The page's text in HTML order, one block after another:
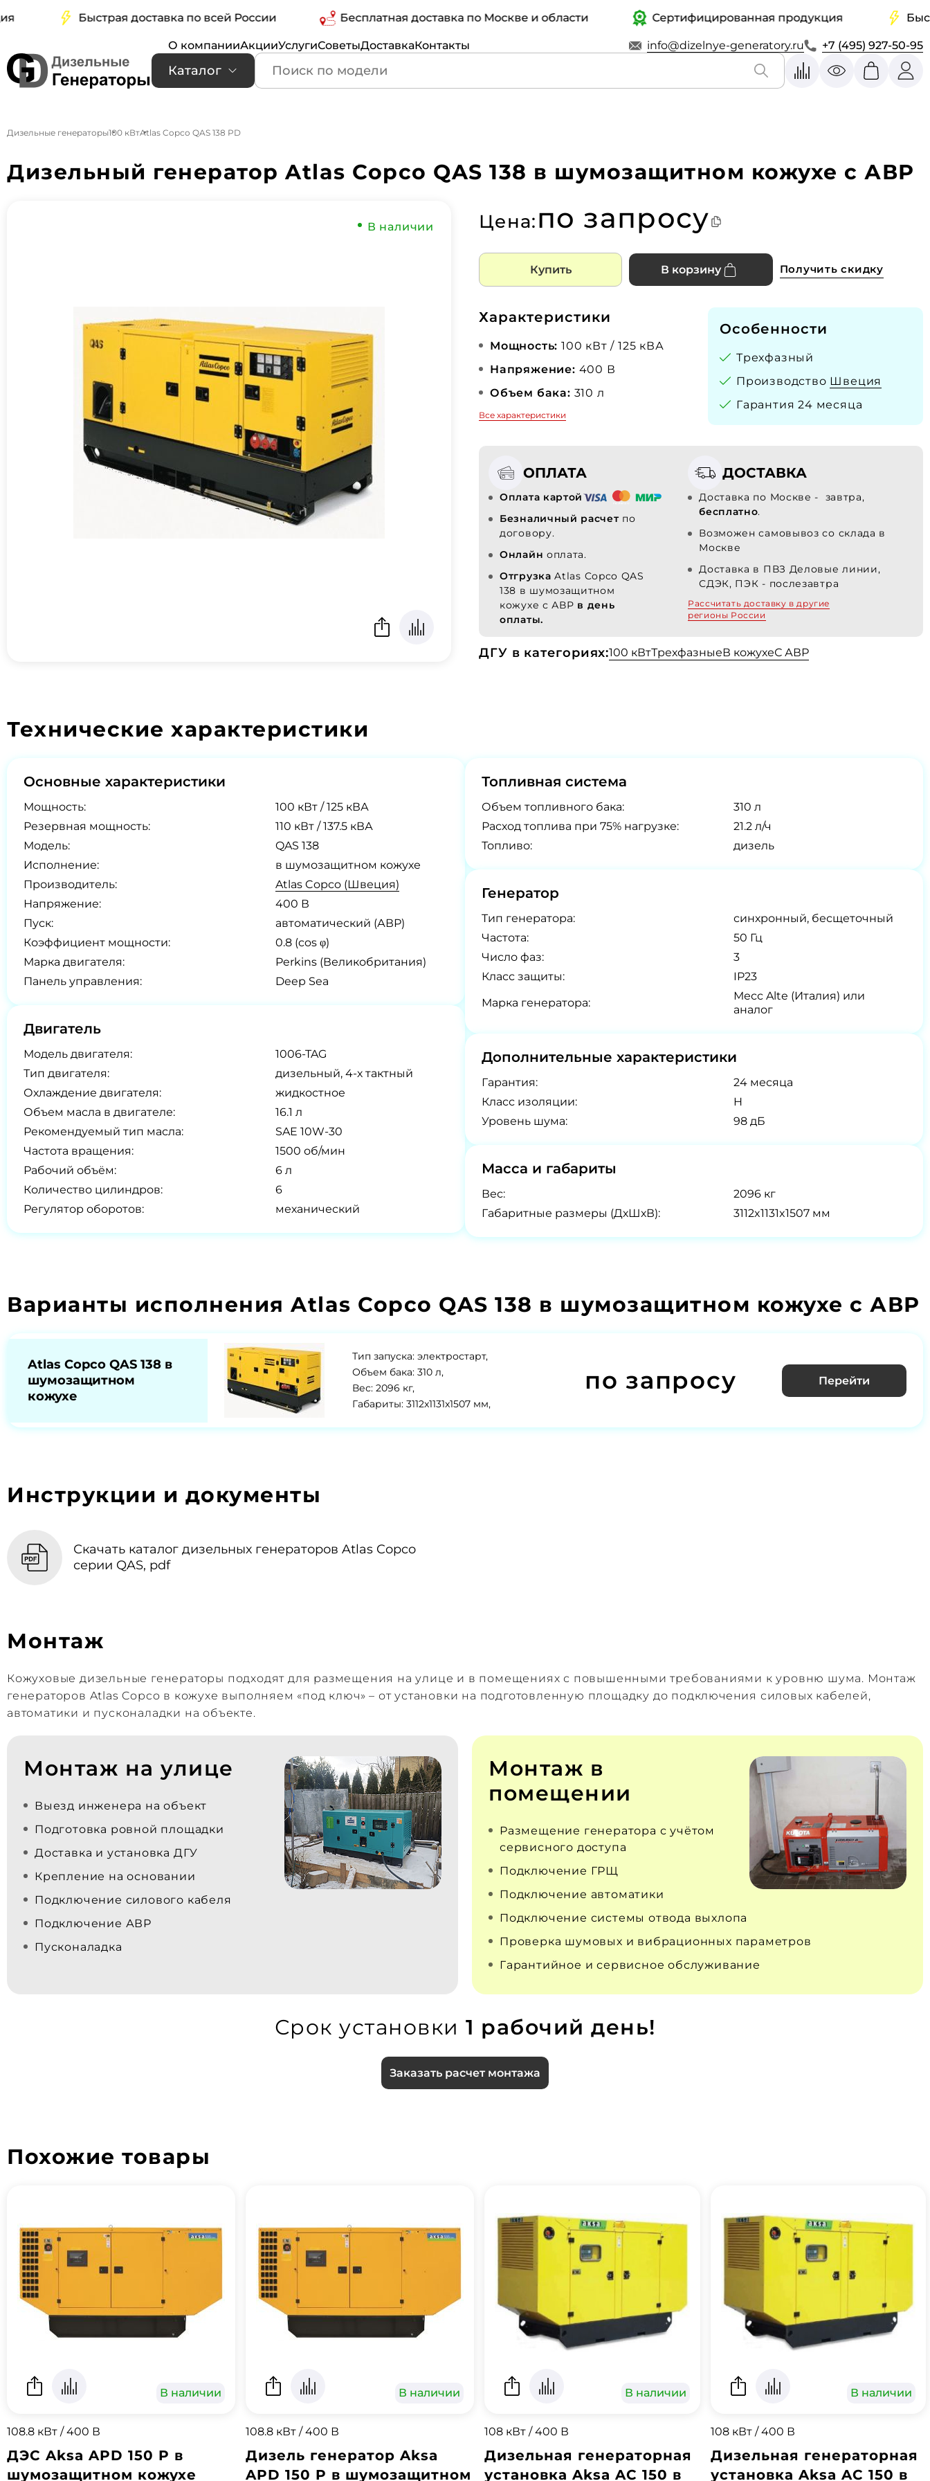
Быстрая доставка по всей России Бесплатная доставка по Москве и области Сертифицированная продукция
О компанииАкцииУслугиСоветыДоставкаКонтакты info@dizelnye-generatory.ru +7 (495) 927-50-95
Каталог
Дизельные генераторы100 кВтAtlas Copco QAS 138 PD
Дизельный генератор Atlas Copco QAS 138 в шумозащитном кожухе с АВР
В наличии Цена:по запросу
Купить В корзину Получить скидку
Характеристики
Мощность: 100 кВт / 125 кВА
Напряжение: 400 В
Объем бака: 310 л
Все характеристики
Особенности
Трехфазный
Производство Швеция
Гарантия 24 месяца
ОПЛАТА
Оплата картой
Безналичный расчет по
договору.
Онлайн оплата.
Отгрузка Atlas Copco QAS
138 в шумозащитном
кожухе с АВР в день
оплаты.
ДОСТАВКА
Доставка по Москве - завтра,
бесплатно.
Возможен самовывоз со склада в
Москве
Доставка в ПВЗ Деловые линии,
СДЭК, ПЭК - послезавтра
Рассчитать доставку в другие
регионы России
ДГУ в категориях:100 кВтТрехфазныеВ кожухеС АВР
Технические характеристики
Основные характеристики
Мощность:
100 кВт / 125 кВА
Резервная мощность:
110 кВт / 137.5 кВА
Модель:
QAS 138
Исполнение:
в шумозащитном кожухе
Производитель:
Atlas Copco (Швеция)
Напряжение:
400 В
Пуск:
автоматический (АВР)
Коэффициент мощности:
0.8 (cos φ)
Марка двигателя:
Perkins (Великобритания)
Панель управления:
Deep Sea
Двигатель
Модель двигателя:
1006-TAG
Тип двигателя:
дизельный, 4-х тактный
Охлаждение двигателя:
жидкостное
Объем масла в двигателе:
16.1 л
Рекомендуемый тип масла:
SAE 10W-30
Частота вращения:
1500 об/мин
Рабочий объём:
6 л
Количество цилиндров:
6
Регулятор оборотов:
механический
Топливная система
Объем топливного бака:
310 л
Расход топлива при 75% нагрузке:
21.2 л/ч
Топливо:
дизель
Генератор
Tип генератора:
синхронный, бесщеточный
Частота:
50 Гц
Число фаз:
3
Класс защиты:
IP23
Марка генератора:
Месс Alte (Италия) или
аналог
Дополнительные характеристики
Гарантия:
24 месяца
Класс изоляции:
H
Уровень шума:
98 дБ
Масса и габариты
Вес:
2096 кг
Габаритные размеры (ДхШхВ):
3112x1131x1507 мм
Варианты исполнения Atlas Copco QAS 138 в шумозащитном кожухе с АВР
Atlas Copco QAS 138 в
шумозащитном
кожухе
Тип запуска: электростарт,
Объем бака: 310 л,
Вес: 2096 кг,
Габариты: 3112x1131x1507 мм,
по запросу Перейти
Инструкции и документы
Скачать каталог дизельных генераторов Atlas Copco
серии QAS, pdf
Монтаж
Кожуховые дизельные генераторы подходят для размещения на улице и в помещениях с повышенными требованиями к уровню шума. Монтаж
генераторов Atlas Copco в кожухе выполняем «под ключ» – от установки на подготовленную площадку до подключения силовых кабелей,
автоматики и пусконаладки на объекте.
Монтаж на улице
Выезд инженера на объект
Подготовка ровной площадки
Доставка и установка ДГУ
Крепление на основании
Подключение силового кабеля
Подключение АВР
Пусконаладка
Монтаж в
помещении
Размещение генератора с учётом
сервисного доступа
Подключение ГРЩ
Подключение автоматики
Подключение системы отвода выхлопа
Проверка шумовых и вибрационных параметров
Гарантийное и сервисное обслуживание
Срок установки 1 рабочий день!
Заказать расчет монтажа
Похожие товары
В наличии
108.8 кВт / 400 В
ДЭС Aksa APD 150 P в
шумозащитном кожухе
В наличии
108.8 кВт / 400 В
Дизель генератор Aksa
APD 150 P в шумозащитном
В наличии
108 кВт / 400 В
Дизельная генераторная
установка Aksa AC 150 в
В наличии
108 кВт / 400 В
Дизельная генераторная
установка Aksa AC 150 в